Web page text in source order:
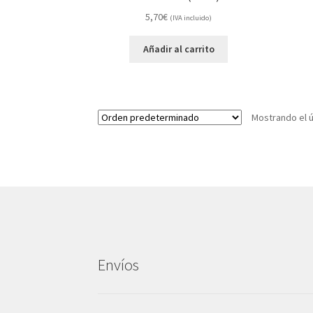
5,70€ (IVA incluido)
Añadir al carrito
Mostrando el
Envíos